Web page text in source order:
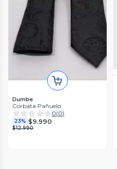
Dumbe
Corbata Pañuelo
0(0)
23% $9.990
$12.990